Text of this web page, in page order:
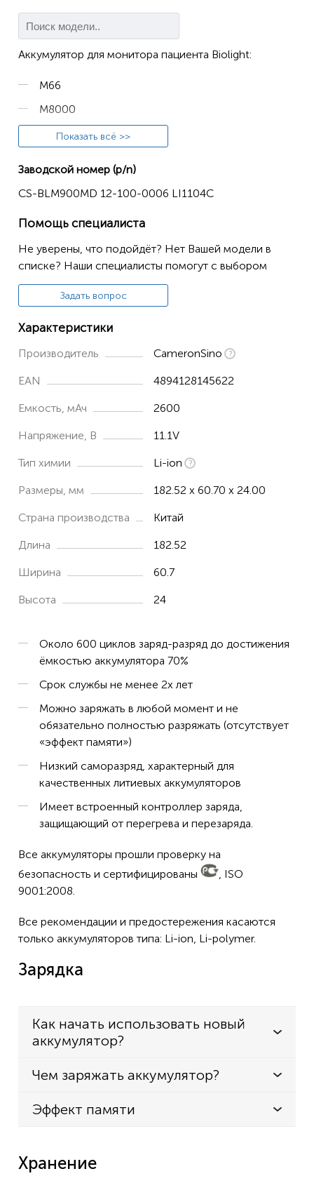
Аккумулятор для монитора пациента Biolight:
M66
M8000
M9000
Moniteur M8000A
Moniteur M9000
Moniteur M9500
Показать всё >>
Заводской номер (p/n)
CS-BLM900MD 12-100-0006 LI1104C
Помощь специалиста
Не уверены, что подойдёт? Нет Вашей модели в
списке? Наши специалисты помогут с выбором
Задать вопрос
Характеристики
Производитель CameronSino
EAN 4894128145622
Емкость, мАч 2600
Напряжение, В 11.1V
Тип химии Li-ion
Размеры, мм 182.52 x 60.70 x 24.00
Страна производства Китай
Длина 182.52
Ширина 60.7
Высота 24
Около 600 циклов заряд-разряд до достижения
ёмкостью аккумулятора 70%
Срок службы не менее 2х лет
Можно заряжать в любой момент и не
обязательно полностью разряжать (отсутствует
«эффект памяти»)
Низкий саморазряд, характерный для
качественных литиевых аккумуляторов
Имеет встроенный контроллер заряда,
защищающий от перегрева и перезаряда.
Все аккумуляторы прошли проверку на
безопасность и сертифицированы
, ISO
9001:2008.
Все рекомендации и предостережения касаются
только аккумуляторов типа: Li-ion, Li-polymer.
Зарядка
Как начать использовать новый
аккумулятор?
Чем заряжать аккумулятор?
Эффект памяти
Хранение